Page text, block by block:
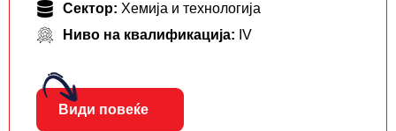
Сектор: Хемија и технологија
Ниво на квалификација: IV
Види повеќе